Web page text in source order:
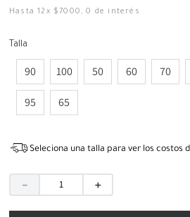
Hasta12 x $ 7000 ,0 de interés
Talla
90 100 50 60 70
95 65
Seleciona una talla para ver los costos
＋
－